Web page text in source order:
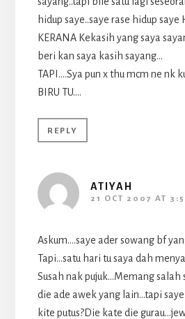
hidup saye..saye rase hidup saye
KERANA Kekasih yang saya
beri kan saya kasih sayang…
TAPI….Sya pun x thu mcm ne nk
BIRU TU….
REPLY
ATIYAH
21 OCT 2007 AT
Askum….saye ader sowang bf
Tapi…satu hari tu saya dah
Susah nak pujuk…Memang salah
die ade awek yang lain…tapi
kite putus?Die kate die